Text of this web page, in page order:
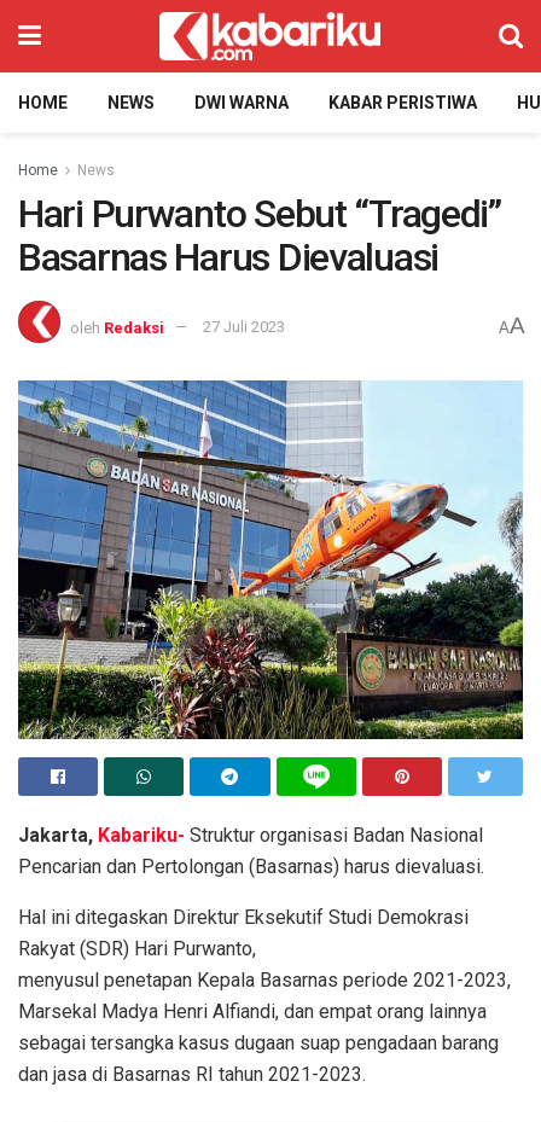
HOME NEWS DWI WARNA KABAR PERISTIWA
Home News
Hari Purwanto Sebut “Tragedi”
Basarnas Harus Dievaluasi
oleh Redaksi 27 Juli 2023 AA
Jakarta, Kabariku- Struktur organisasi Badan Nasional
Pencarian dan Pertolongan (Basarnas) harus dievaluasi.
Hal ini ditegaskan Direktur Eksekutif Studi Demokrasi
Rakyat (SDR) Hari Purwanto,
menyusul penetapan Kepala Basarnas periode 2021-2023,
Marsekal Madya Henri Alfiandi, dan empat orang lainnya
sebagai tersangka kasus dugaan suap pengadaan barang
dan jasa di Basarnas RI tahun 2021-2023.